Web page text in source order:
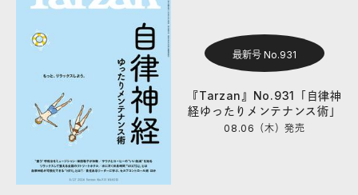
最新号 No.931
『Tarzan』No.931「自律神
経ゆったりメンテナンス術」
08.06（木）発売